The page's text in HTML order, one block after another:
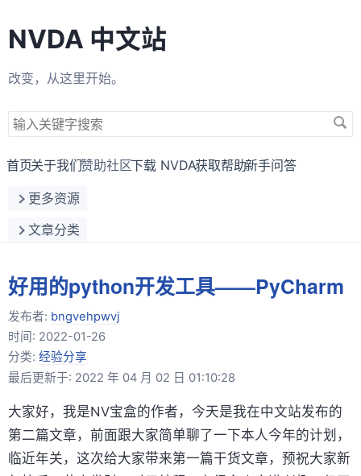
NVDA 中文站
改变，从这里开始。
搜
关
字
首页关于我们赞助社区下载 NVDA获取帮助新手问答
更多资源
文章分类
好用的python开发工具——PyCharm
发布者: bngvehpwvj
时间: 2022-01-26
分类: 经验分享
最后更新于: 2022 年 04 月 02 日 01:10:28
大家好，我是NV宝盒的作者，今天是我在中文站发布的
第二篇文章，前面跟大家简单聊了一下本人今年的计划，
临近年关，这次给大家带来第一篇干货文章，预祝大家新